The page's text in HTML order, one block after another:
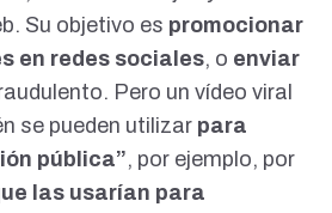
r/SCJerk/comments/1m0tarc/me_an
?tl=es-419
@unmundocurioso3/video/7553067
Su objetivo es promocionar
en redes sociales, o enviar
Pero un vídeo viral
se pueden utilizar para
pública”, por ejemplo, por
las usarían para